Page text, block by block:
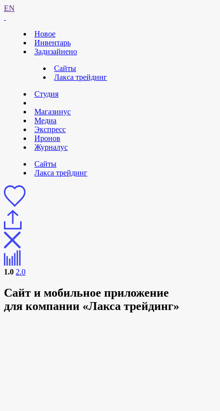
EN
Новое
Инвентарь
Задизайнено
Сайты
Лакса трейдинг
Студия
Магазинус
Медиа
Экспресс
Иронов
Журналус
Сайты
Лакса трейдинг
1.0 2.0
Сайт и мобильное приложение
для компании «Лакса трейдинг»